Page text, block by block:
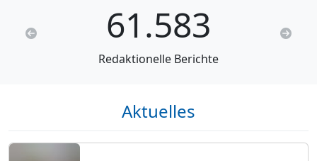
61.583
Redaktionelle Berichte
Previous Next
Aktuelles